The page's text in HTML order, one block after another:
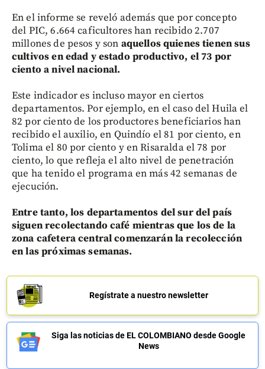
En el informe se reveló además que por concepto
del PIC, 6.664 caficultores han recibido 2.707
millones de pesos y son aquellos quienes tienen sus
cultivos en edad y estado productivo, el 73 por
ciento a nivel nacional.
Este indicador es incluso mayor en ciertos
departamentos. Por ejemplo, en el caso del Huila el
82 por ciento de los productores beneficiarios han
recibido el auxilio, en Quindío el 81 por ciento, en
Tolima el 80 por ciento y en Risaralda el 78 por
ciento, lo que refleja el alto nivel de penetración
que ha tenido el programa en más 42 semanas de
ejecución.
Entre tanto, los departamentos del sur del país
siguen recolectando café mientras que los de la
zona cafetera central comenzarán la recolección
en las próximas semanas.
Regístrate a nuestro newsletter
Siga las noticias de EL COLOMBIANO desde Google
News